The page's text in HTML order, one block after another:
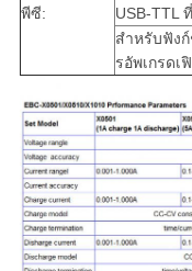
พีซี:
USB-TTL
สำหรับฟัง
รอัพเกรด